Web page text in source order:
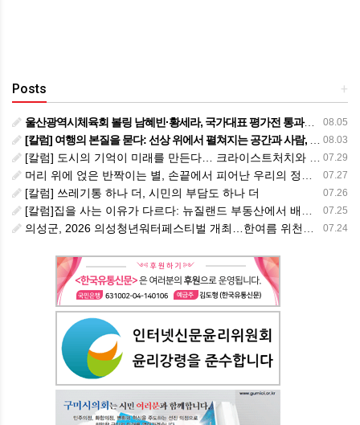
+
Posts
08.05
울산광역시체육회 볼링 남혜빈·황세라, 국가대표 평가전 통과… ‘아시아선수권 출전’
08.03
[칼럼] 여행의 본질을 묻다: 선상 위에서 펼쳐지는 공간과 사람, 그리고 미식의 미학
07.29
[칼럼] 도시의 기억이 미래를 만든다… 크라이스트처치와 한국 도시가 주는 교훈
07.27
머리 위에 얹은 반짝이는 별, 손끝에서 피어난 우리의 정체성
07.26
[칼럼] 쓰레기통 하나 더, 시민의 부담도 하나 더
07.25
[칼럼]집을 사는 이유가 다르다: 뉴질랜드 부동산에서 배운 다섯 가지 교훈
07.24
의성군, 2026 의성청년워터페스티벌 개최…한여름 위천에서 청년과 가족이 함께 즐긴다